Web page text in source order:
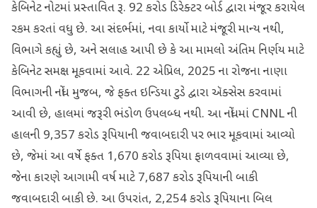
કેબિનેટ નોટમાં પ્રસ્તાવિત રૂ. 92 કરોડ ડિરેક્ટર બોર્ડ દ્વારા મંજૂર કરાયેલ
રકમ કરતાં વધુ છે. આ સંદર્ભમાં, નવા કાર્યો માટે મંજૂરી માન્ય નથી,
વિભાગે કહ્યું છે, અને સલાહ આપી છે કે આ મામલો અંતિમ નિર્ણય માટે
કેબિનેટ સમક્ષ મૂકવામાં આવે. 22 એપ્રિલ, 2025 ના રોજના નાણા
વિભાગની નોંધ મુજબ, જે ફક્ત ઇન્ડિયા ટુડે દ્વારા ઍક્સેસ કરવામાં
આવી છે, હાલમાં જરૂરી ભંડોળ ઉપલબ્ધ નથી. આ નોંધમાં CNNL ની
હાલની 9,357 કરોડ રૂપિયાની જવાબદારી પર ભાર મૂકવામાં આવ્યો
છે, જેમાં આ વર્ષે ફક્ત 1,670 કરોડ રૂપિયા ફાળવવામાં આવ્યા છે,
જેના કારણે આગામી વર્ષ માટે 7,687 કરોડ રૂપિયાની બાકી
જવાબદારી બાકી છે. આ ઉપરાંત, 2,254 કરોડ રૂપિયાના બિલ